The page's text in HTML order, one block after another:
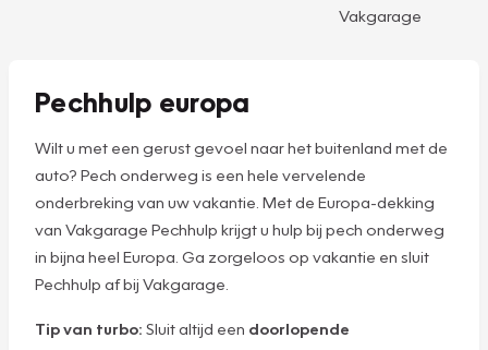
Vakgarage
Pechhulp europa
Wilt u met een gerust gevoel naar het buitenland met de
auto? Pech onderweg is een hele vervelende
onderbreking van uw vakantie. Met de Europa-dekking
van Vakgarage Pechhulp krijgt u hulp bij pech onderweg
in bijna heel Europa. Ga zorgeloos op vakantie en sluit
Pechhulp af bij Vakgarage.
Tip van turbo: Sluit altijd een doorlopende